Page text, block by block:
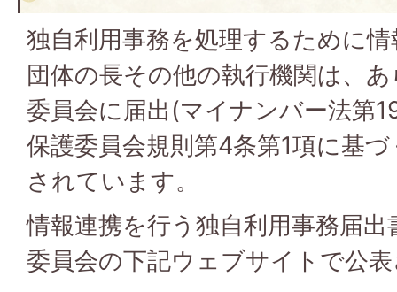
独自利用事務を処理するために
団体の長その他の執行機関は、
委員会に届出(マイナンバー法第
保護委員会規則第4条第1項に基
されています。
情報連携を行う独自利用事務届
委員会の下記ウェブサイトで公